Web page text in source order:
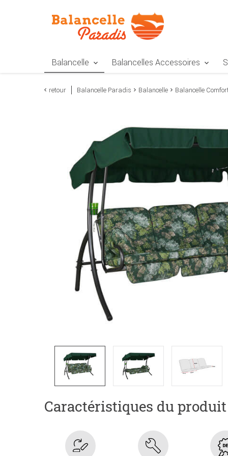
Balancelle Balancelles Accessoires
retour Balancelle Paradis Balancelle Balancelle
Caractéristiques du produit